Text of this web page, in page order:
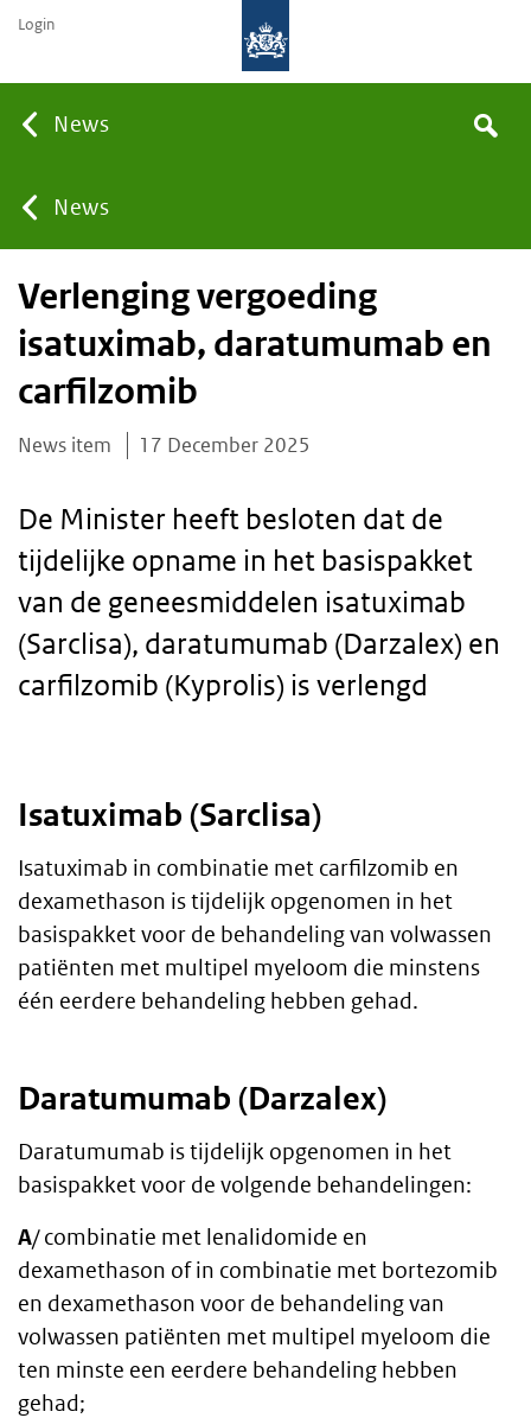
News
You
are
here:
News
the
Search
Login
Verlenging vergoeding
isatuximab, daratumumab en
carfilzomib
News item 17 December 2025
De Minister heeft besloten dat de
tijdelijke opname in het basispakket
van de geneesmiddelen isatuximab
(Sarclisa), daratumumab (Darzalex) en
carfilzomib (Kyprolis) is verlengd
Broodtekst
Isatuximab (Sarclisa)
Isatuximab in combinatie met carfilzomib en
dexamethason is tijdelijk opgenomen in het
basispakket voor de behandeling van volwassen
patiënten met multipel myeloom die minstens
één eerdere behandeling hebben gehad.
Daratumumab (Darzalex)
Daratumumab is tijdelijk opgenomen in het
basispakket voor de volgende behandelingen:
A/ combinatie met lenalidomide en
dexamethason of in combinatie met bortezomib
en dexamethason voor de behandeling van
volwassen patiënten met multipel myeloom die
ten minste een eerdere behandeling hebben
gehad;